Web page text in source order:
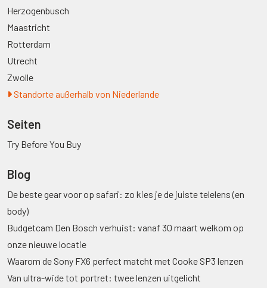
Herzogenbusch
Maastricht
Rotterdam
Utrecht
Zwolle
Standorte außerhalb von Niederlande
Seiten
Try Before You Buy
Blog
De beste gear voor op safari: zo kies je de juiste telelens (en
body)
Budgetcam Den Bosch verhuist: vanaf 30 maart welkom op
onze nieuwe locatie
Waarom de Sony FX6 perfect matcht met Cooke SP3 lenzen
Van ultra-wide tot portret: twee lenzen uitgelicht